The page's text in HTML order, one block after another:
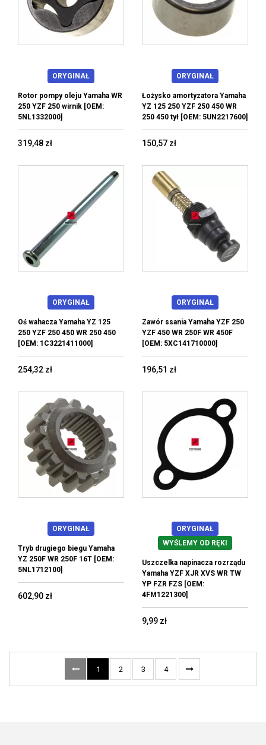
ORYGINAŁ
Rotor pompy oleju Yamaha WR
250 YZF 250 wirnik [OEM:
5NL1332000]
319,48 zł
ORYGINAŁ
Łożysko amortyzatora Yamaha
YZ 125 250 YZF 250 450 WR
250 450 tył [OEM: 5UN2217600]
150,57 zł
ORYGINAŁ
Oś wahacza Yamaha YZ 125
250 YZF 250 450 WR 250 450
[OEM: 1C3221411000]
254,32 zł
ORYGINAŁ
Zawór ssania Yamaha YZF 250
YZF 450 WR 250F WR 450F
[OEM: 5XC141710000]
196,51 zł
ORYGINAŁ
Tryb drugiego biegu Yamaha
YZ 250F WR 250F 16T [OEM:
5NL1712100]
602,90 zł
ORYGINAŁ
WYŚLEMY OD RĘKI
Uszczelka napinacza rozrządu
Yamaha YZF XJR XVS WR TW
YP FZR FZS [OEM:
4FM1221300]
9,99 zł
1 2 3 4